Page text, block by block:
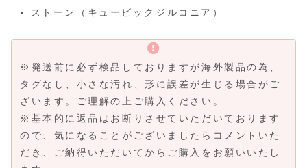
ストーン（キュービックジルコニア）
※発送前に必ず検品しておりますが海外製品の為、
タグなし、小さな汚れ、形に誤差が生じる場合がご
ざいます。ご理解の上ご購入ください。
※基本的に返品はお断りさせていただいております
ので、気になることがございましたらコメントいた
だき、ご納得いただいてからご購入をお願いいたし